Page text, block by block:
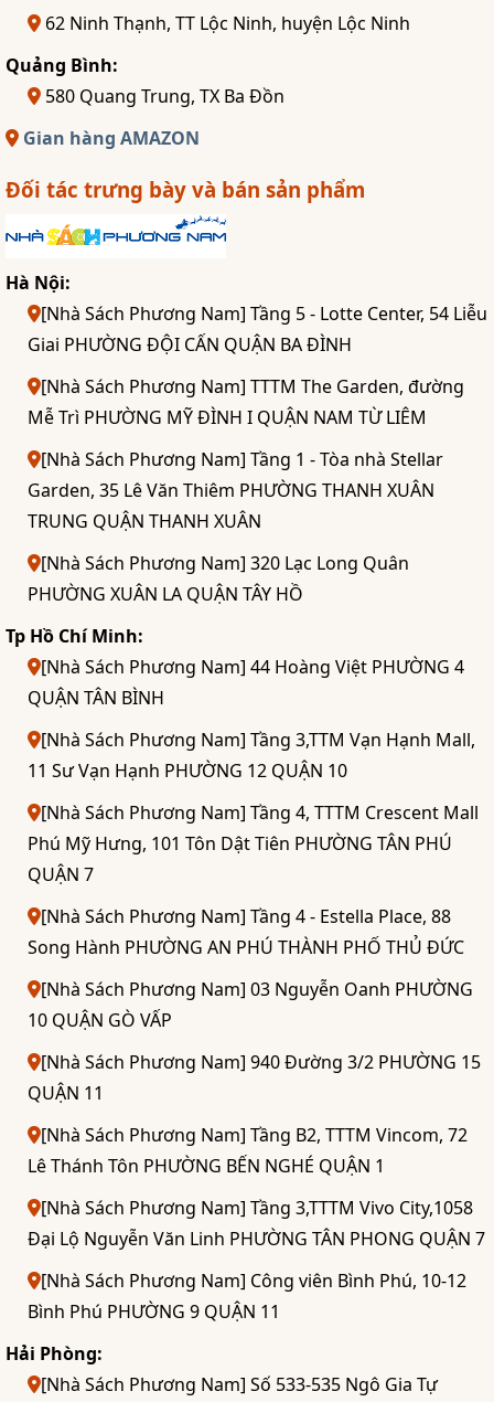
62 Ninh Thạnh, TT Lộc Ninh, huyện Lộc Ninh
Quảng Bình:
580 Quang Trung, TX Ba Đồn
Gian hàng AMAZON
Đối tác trưng bày và bán sản phẩm
Hà Nội:
[Nhà Sách Phương Nam] Tầng 5 - Lotte Center, 54 Liễu
Giai PHƯỜNG ĐỘI CẤN QUẬN BA ĐÌNH
[Nhà Sách Phương Nam] TTTM The Garden, đường
Mễ Trì PHƯỜNG MỸ ĐÌNH I QUẬN NAM TỪ LIÊM
[Nhà Sách Phương Nam] Tầng 1 - Tòa nhà Stellar
Garden, 35 Lê Văn Thiêm PHƯỜNG THANH XUÂN
TRUNG QUẬN THANH XUÂN
[Nhà Sách Phương Nam] 320 Lạc Long Quân
PHƯỜNG XUÂN LA QUẬN TÂY HỒ
Tp Hồ Chí Minh:
[Nhà Sách Phương Nam] 44 Hoàng Việt PHƯỜNG 4
QUẬN TÂN BÌNH
[Nhà Sách Phương Nam] Tầng 3,TTM Vạn Hạnh Mall,
11 Sư Vạn Hạnh PHƯỜNG 12 QUẬN 10
[Nhà Sách Phương Nam] Tầng 4, TTTM Crescent Mall
Phú Mỹ Hưng, 101 Tôn Dật Tiên PHƯỜNG TÂN PHÚ
QUẬN 7
[Nhà Sách Phương Nam] Tầng 4 - Estella Place, 88
Song Hành PHƯỜNG AN PHÚ THÀNH PHỐ THỦ ĐỨC
[Nhà Sách Phương Nam] 03 Nguyễn Oanh PHƯỜNG
10 QUẬN GÒ VẤP
[Nhà Sách Phương Nam] 940 Đường 3/2 PHƯỜNG 15
QUẬN 11
[Nhà Sách Phương Nam] Tầng B2, TTTM Vincom, 72
Lê Thánh Tôn PHƯỜNG BẾN NGHÉ QUẬN 1
[Nhà Sách Phương Nam] Tầng 3,TTTM Vivo City,1058
Đại Lộ Nguyễn Văn Linh PHƯỜNG TÂN PHONG QUẬN 7
[Nhà Sách Phương Nam] Công viên Bình Phú, 10-12
Bình Phú PHƯỜNG 9 QUẬN 11
Hải Phòng:
[Nhà Sách Phương Nam] Số 533-535 Ngô Gia Tự